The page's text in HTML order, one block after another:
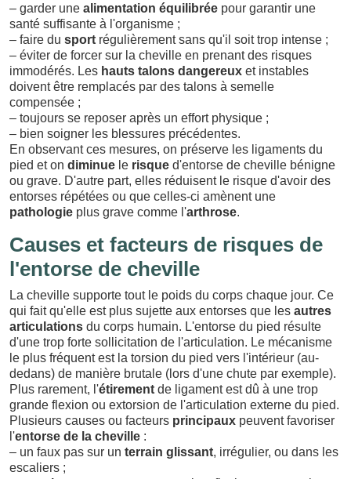
– garder une alimentation équilibrée pour garantir une
santé suffisante à l'organisme ;
– faire du sport régulièrement sans qu'il soit trop intense ;
– éviter de forcer sur la cheville en prenant des risques
immodérés. Les hauts talons dangereux et instables
doivent être remplacés par des talons à semelle
compensée ;
– toujours se reposer après un effort physique ;
– bien soigner les blessures précédentes.
En observant ces mesures, on préserve les ligaments du
pied et on diminue le risque d'entorse de cheville bénigne
ou grave. D'autre part, elles réduisent le risque d'avoir des
entorses répétées ou que celles-ci amènent une
pathologie plus grave comme l'arthrose.
Causes et facteurs de risques de
l'entorse de cheville
La cheville supporte tout le poids du corps chaque jour. Ce
qui fait qu'elle est plus sujette aux entorses que les autres
articulations du corps humain. L'entorse du pied résulte
d'une trop forte sollicitation de l'articulation. Le mécanisme
le plus fréquent est la torsion du pied vers l'intérieur (au-
dedans) de manière brutale (lors d'une chute par exemple).
Plus rarement, l'étirement de ligament est dû à une trop
grande flexion ou extorsion de l'articulation externe du pied.
Plusieurs causes ou facteurs principaux peuvent favoriser
l'entorse de la cheville :
– un faux pas sur un terrain glissant, irrégulier, ou dans les
escaliers ;